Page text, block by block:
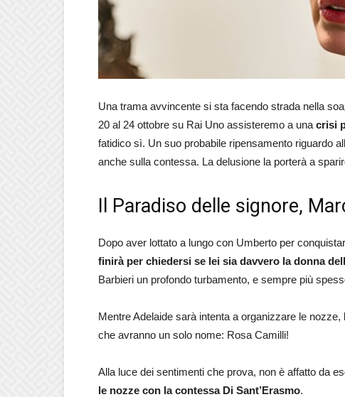
Una trama avvincente si sta facendo strada nella
20 al 24 ottobre su Rai Uno assisteremo a una crisi
fatidico sì. Un suo probabile ripensamento riguardo
anche sulla contessa. La delusione la porterà a
Il Paradiso delle signore,
Dopo aver lottato a lungo con Umberto per
finirà per chiedersi se lei sia davvero la donna
Barbieri un profondo turbamento, e sempre più
Mentre Adelaide sarà intenta a organizzare le
che avranno un solo nome: Rosa Camilli!
Alla luce dei sentimenti che prova, non è affatto da
le nozze con la contessa Di Sant’Erasmo.